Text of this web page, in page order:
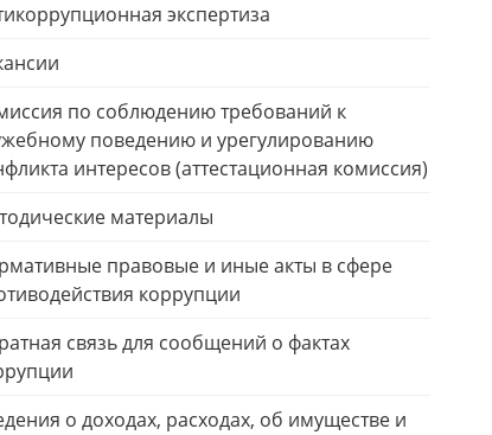
экспертиза
по соблюдению требований к
поведению и урегулированию
интересов (аттестационная комиссия)
материалы
правовые и иные акты в сфере
коррупции
связь для сообщений о фактах
о доходах, расходах, об имуществе и